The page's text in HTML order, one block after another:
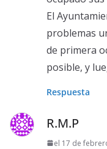
El
problemas
de primera
posible, y
Respuesta
R.M.P
el 17 de